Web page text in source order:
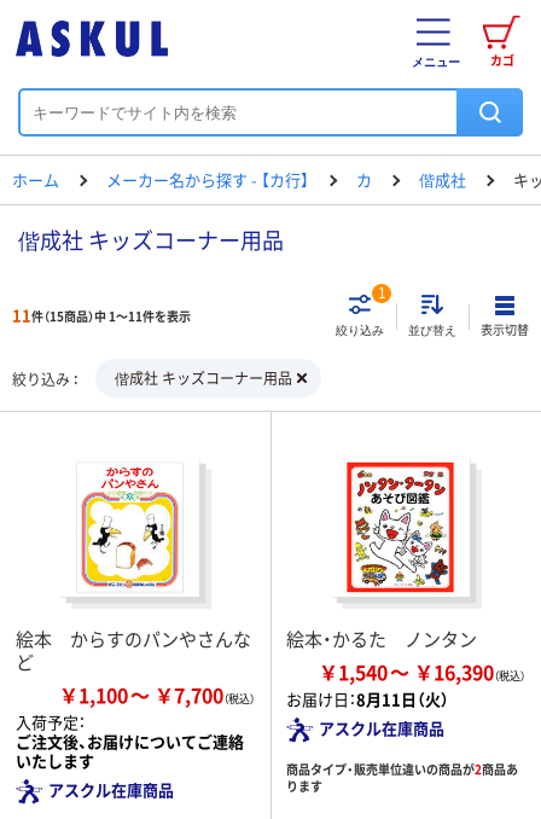
カゴ
メニュー
ホーム メーカー名から探す - 【カ行】 カ 偕成社 キ
偕成社 キッズコーナー用品
11件（15商品）中 1～11件を表示
絞り込み
1
並び替え 表示切替
絞り込み 偕成社 キッズコーナー用品
絵本 からすのパンやさんな
ど
￥1,100 ￥7,700
入荷予定：
ご注文後、お届けについてご連絡
いたします
アスクル在庫商品
絵本・かるた ノンタン
￥1,540 ￥16,390
お届け日：8月11日（火）
アスクル在庫商品
商品タイプ・販売単位違いの商品が2商品あ
ります